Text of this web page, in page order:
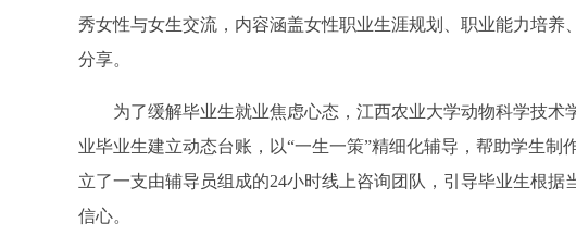
秀女性与女生交流，内容涵盖女性职业生涯规划、职业能力培养
分享。
为了缓解毕业生就业焦虑心态，江西农业大学动物科学技术
业毕业生建立动态台账，以“一生一策”精细化辅导，帮助学生制
立了一支由辅导员组成的24小时线上咨询团队，引导毕业生根据
信心。